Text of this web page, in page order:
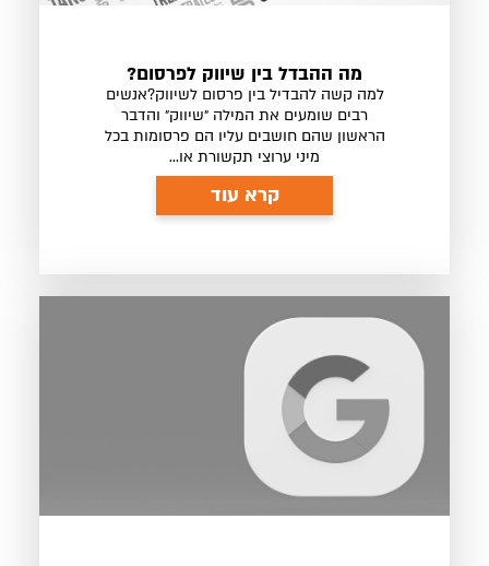
מה ההבדל בין שיווק לפרסום?
למה קשה להבדיל בין פרסום לשיווק?אנשים
רבים שומעים את המילה ״שיווק״ והדבר
הראשון שהם חושבים עליו הם פרסומות בכל
מיני ערוצי תקשורת או...
קרא עוד